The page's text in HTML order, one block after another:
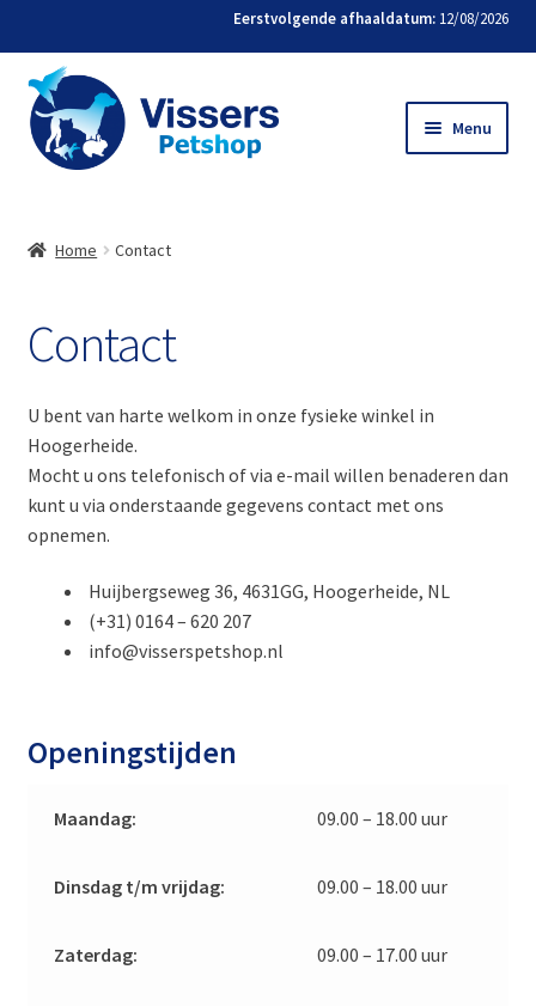
Eerstvolgende afhaaldatum: 12/08/2026
Menu
Bestellen
Favorieten
Contact
Home Contact
Contact
U bent van harte welkom in onze fysieke winkel in
Hoogerheide.
Mocht u ons telefonisch of via e-mail willen benaderen dan
kunt u via onderstaande gegevens contact met ons
opnemen.
Huijbergseweg 36, 4631GG, Hoogerheide, NL
(+31) 0164 – 620 207
info@visserspetshop.nl
Openingstijden
Maandag: 09.00 – 18.00 uur
Dinsdag t/m vrijdag: 09.00 – 18.00 uur
Zaterdag: 09.00 – 17.00 uur